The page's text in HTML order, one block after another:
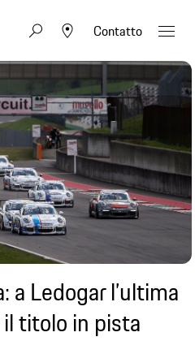
Contatto
a Ledogar l’ultima
titolo in pista